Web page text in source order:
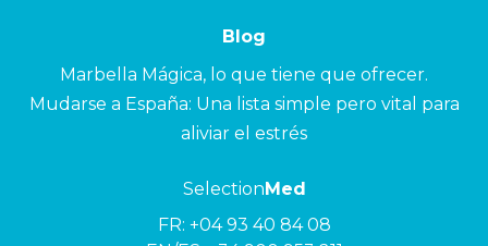
Blog
Marbella Mágica, lo que tiene que ofrecer.
Mudarse a España: Una lista simple pero vital para
aliviar el estrés
SelectionMed
FR: +04 93 40 84 08